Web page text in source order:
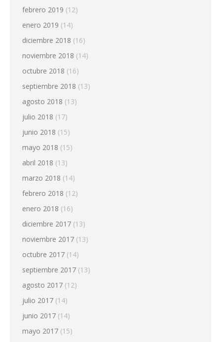
febrero 2019 (12)
enero 2019 (14)
diciembre 2018 (16)
noviembre 2018 (14)
octubre 2018 (16)
septiembre 2018 (13)
agosto 2018 (13)
julio 2018 (17)
junio 2018 (15)
mayo 2018 (15)
abril 2018 (13)
marzo 2018 (14)
febrero 2018 (12)
enero 2018 (16)
diciembre 2017 (13)
noviembre 2017 (13)
octubre 2017 (14)
septiembre 2017 (13)
agosto 2017 (12)
julio 2017 (14)
junio 2017 (14)
mayo 2017 (15)